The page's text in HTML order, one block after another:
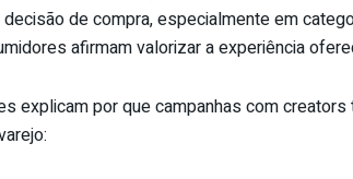
de compra, especialmente em
afirmam valorizar a experiência
explicam por que campanhas com